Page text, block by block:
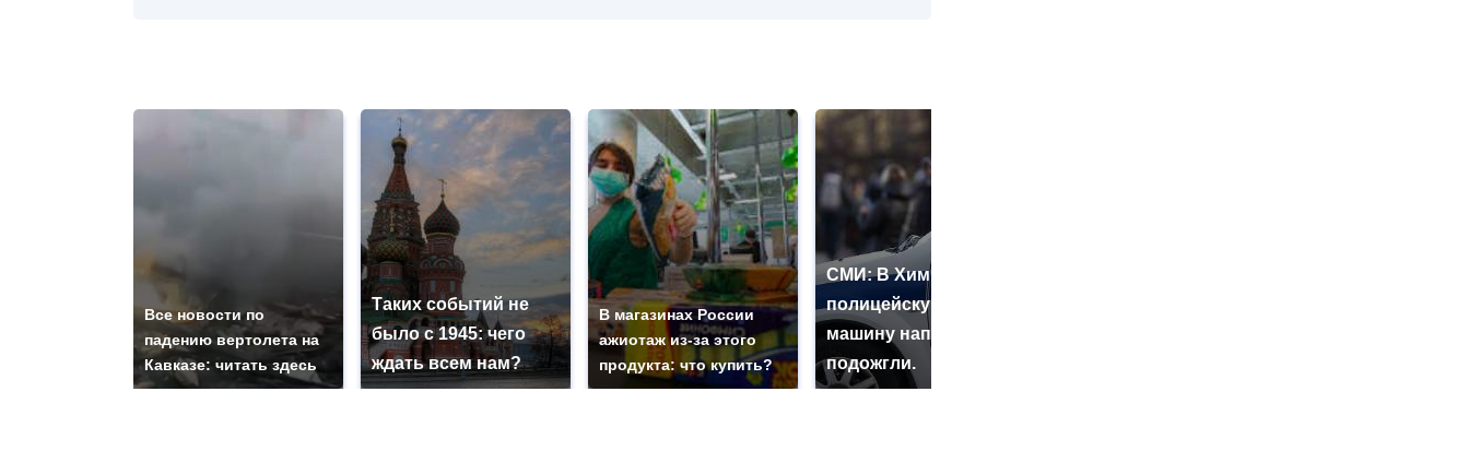
Все новости по
падению вертолета на
Кавказе: читать здесь
Таких событий не
было с 1945: чего
ждать всем нам?
В магазинах России
ажиотаж из-за этого
продукта: что купить?
СМИ: В Химках на
полицейскую
машину напали и
подожгли.